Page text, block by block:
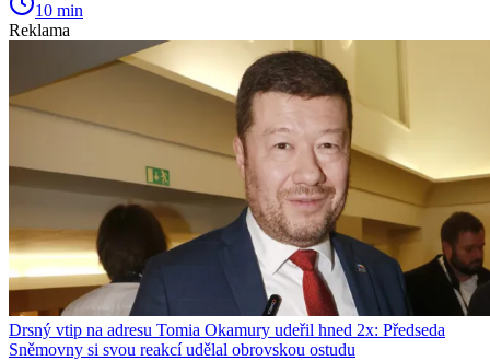
10 min
Reklama
Drsný vtip na adresu Tomia Okamury udeřil hned 2x: Předseda
Sněmovny si svou reakcí udělal obrovskou ostudu